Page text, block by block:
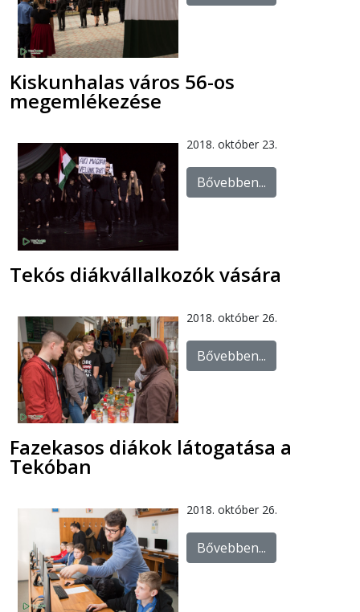
Kiskunhalas város 56-os
megemlékezése
2018. október 23.
Bővebben...
Tekós diákvállalkozók vására
2018. október 26.
Bővebben...
Fazekasos diákok látogatása a
Tekóban
2018. október 26.
Bővebben...